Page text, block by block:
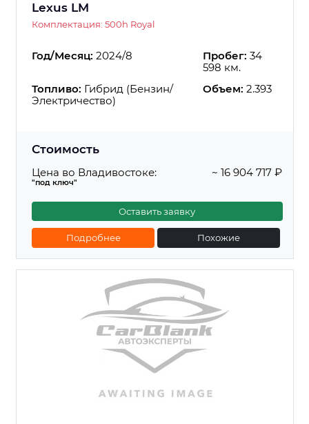
Lexus LM
Комплектация: 500h Royal
Год/Месяц: 2024/8 Пробег: 34
598 км.
Топливо: Гибрид (Бензин/
Электричество)
Объем: 2.393
Стоимость
Цена во Владивостоке:
"под ключ"
~ 16 904 717 ₽
Оставить заявку
Подробнее Похожие